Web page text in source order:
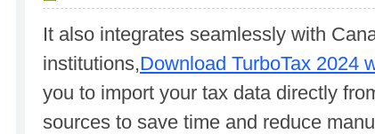
It also integrates seamlessly with
institutions,Download TurboTax 2024
you to import your tax data directly
sources to save time and reduce